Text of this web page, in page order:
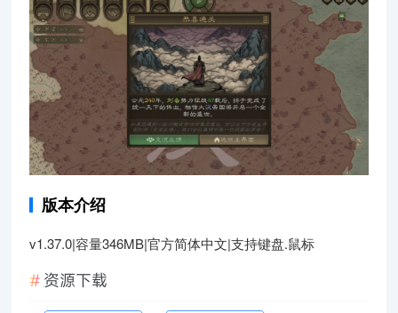
版本介绍
v1.37.0|容量346MB|官方简体中文|支持键盘.鼠标
资源下载